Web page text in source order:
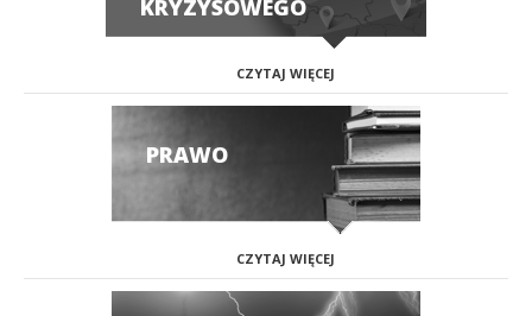
KRYZYSOWEGO
CZYTAJ WIĘCEJ
PRAWO
CZYTAJ WIĘCEJ